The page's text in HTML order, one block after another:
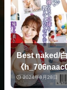
Best naked/
《
2024年8月28日